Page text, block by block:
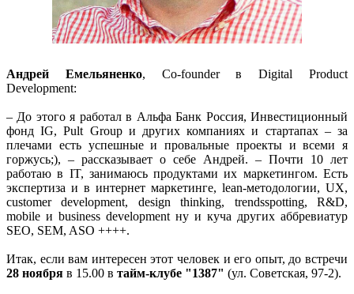
Андрей Емельяненко, Co-founder в Digital Product
Development:
– До этого я работал в Альфа Банк Россия, Инвестиционный
фонд IG, Pult Group и других компаниях и стартапах – за
плечами есть успешные и провальные проекты и всеми я
горжусь;), – рассказывает о себе Андрей. – Почти 10 лет
работаю в IT, занимаюсь продуктами их маркетингом. Есть
экспертиза и в интернет маркетинге, lean-методологии, UX,
customer development, design thinking, trendsspotting, R&D,
mobile и business development ну и куча других аббревиатур
SEO, SEM, ASO ++++.
Итак, если вам интересен этот человек и его опыт, до встречи
28 ноября в 15.00 в тайм-клубе "1387" (ул. Советская, 97-2).